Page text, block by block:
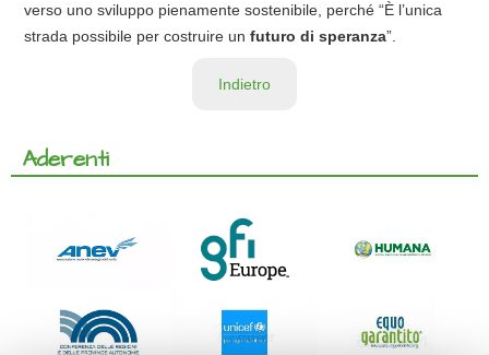
verso uno sviluppo pienamente sostenibile, perché “È l’unica
strada possibile per costruire un futuro di speranza”.
Indietro
Aderenti